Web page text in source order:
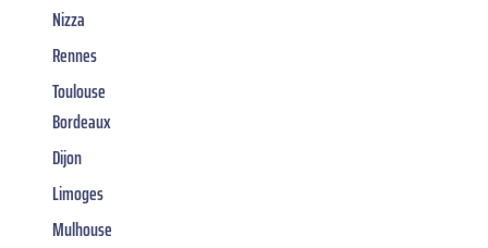
Nizza
Rennes
Toulouse
Bordeaux
Dijon
Limoges
Mulhouse